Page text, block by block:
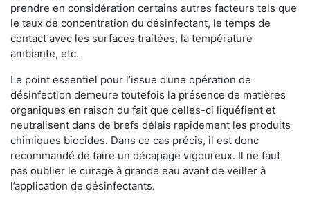
prendre en considération certains autres facteurs tels que
le taux de concentration du désinfectant, le temps de
contact avec les surfaces traitées, la température
ambiante, etc.
Le point essentiel pour l’issue d’une opération de
désinfection demeure toutefois la présence de matières
organiques en raison du fait que celles-ci liquéfient et
neutralisent dans de brefs délais rapidement les produits
chimiques biocides. Dans ce cas précis, il est donc
recommandé de faire un décapage vigoureux. Il ne faut
pas oublier le curage à grande eau avant de veiller à
l’application de désinfectants.